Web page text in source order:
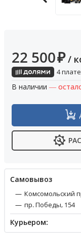
22 500₽ /
4
В наличии —
Cамовывоз
Комсомольский
пр. Победы, 154
Курьером: